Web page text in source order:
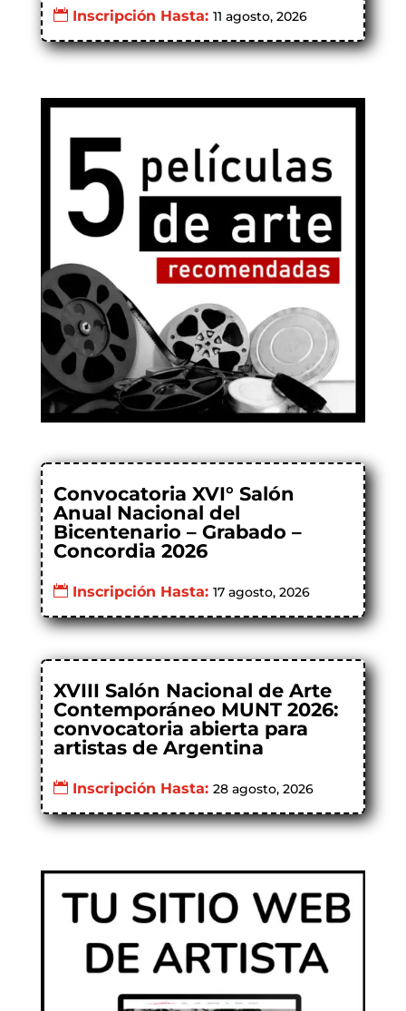
Inscripción Hasta: 11 agosto, 2026
Convocatoria XVI° Salón
Anual Nacional del
Bicentenario – Grabado –
Concordia 2026
Inscripción Hasta: 17 agosto, 2026
XVIII Salón Nacional de Arte
Contemporáneo MUNT 2026:
convocatoria abierta para
artistas de Argentina
Inscripción Hasta: 28 agosto, 2026